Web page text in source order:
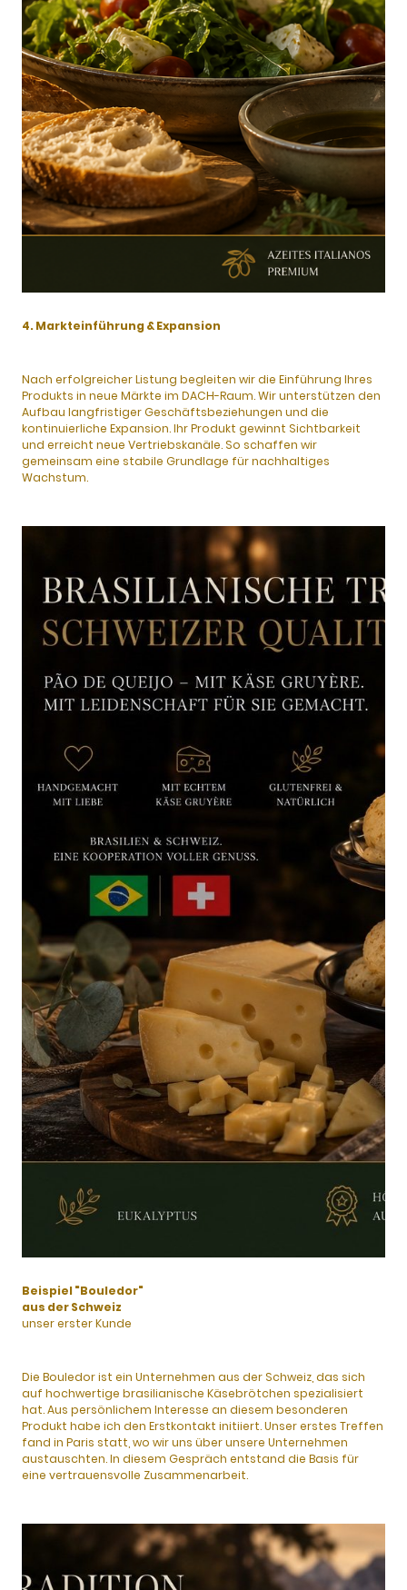
4. Markteinführung & Expansion
Nach erfolgreicher Listung begleiten wir die Einführung Ihres
Produkts in neue Märkte im DACH-Raum. Wir unterstützen den
Aufbau langfristiger Geschäftsbeziehungen und die
kontinuierliche Expansion. Ihr Produkt gewinnt Sichtbarkeit
und erreicht neue Vertriebskanäle. So schaffen wir
gemeinsam eine stabile Grundlage für nachhaltiges
Wachstum.
Beispiel "Bouledor"
aus der Schweiz
unser erster Kunde
Die Bouledor ist ein Unternehmen aus der Schweiz, das sich
auf hochwertige brasilianische Käsebrötchen spezialisiert
hat. Aus persönlichem Interesse an diesem besonderen
Produkt habe ich den Erstkontakt initiiert. Unser erstes Treffen
fand in Paris statt, wo wir uns über unsere Unternehmen
austauschten. In diesem Gespräch entstand die Basis für
eine vertrauensvolle Zusammenarbeit.